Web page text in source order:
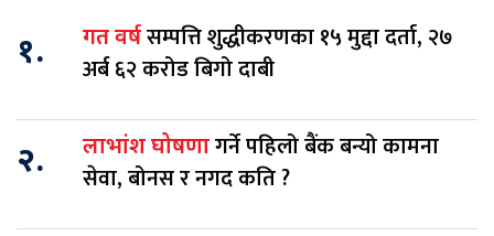
१. गत वर्षसम्पत्ति शुद्धीकरणका १५ मुद्दा दर्ता, २७
अर्ब ६२ करोड बिगो दाबी
२. लाभांश घोषणागर्ने पहिलो बैंक बन्यो कामना
सेवा, बोनस र नगद कति ?